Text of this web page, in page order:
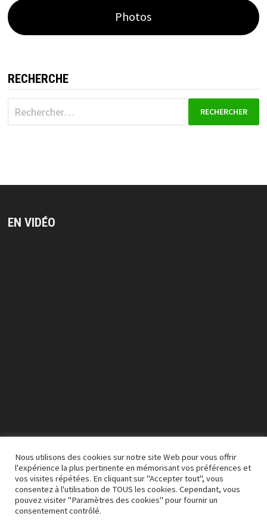
Photos
RECHERCHE
Rechercher :
EN VIDÉO
00:00 03:50
Nous utilisons des cookies sur notre site Web pour vous offrir
l'expérience la plus pertinente en mémorisant vos préférences et
vos visites répétées. En cliquant sur "Accepter tout", vous
consentez à l'utilisation de TOUS les cookies. Cependant, vous
pouvez visiter "Paramètres des cookies" pour fournir un
consentement contrôlé.